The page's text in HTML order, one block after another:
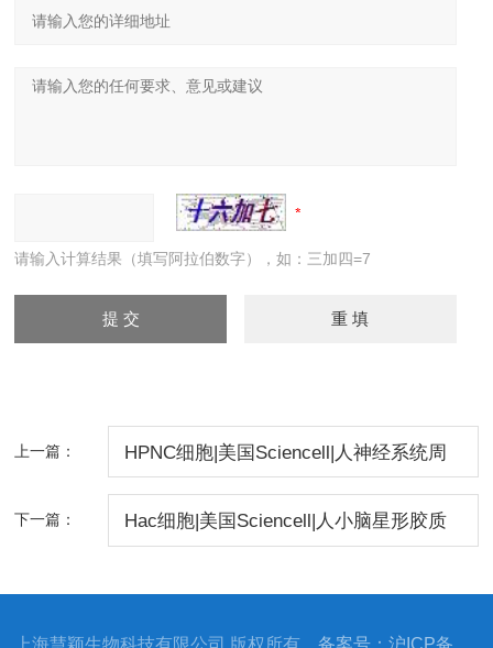
请输入计算结果（填写阿拉伯数字），如：三加四=7
上一篇： HPNC细胞|美国Sciencell|人神经系统周
下一篇： Hac细胞|美国Sciencell|人小脑星形胶质